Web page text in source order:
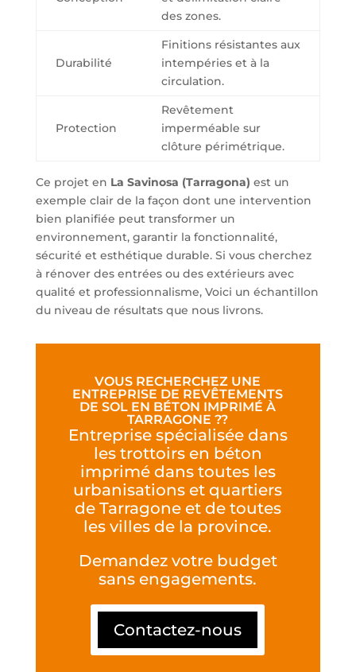
des zones.
Durabilité
Finitions résistantes aux
intempéries et à la
circulation.
Protection
Revêtement
imperméable sur
clôture périmétrique.
Ce projet en La Savinosa (Tarragona) est un
exemple clair de la façon dont une intervention
bien planifiée peut transformer un
environnement, garantir la fonctionnalité,
sécurité et esthétique durable. Si vous cherchez
à rénover des entrées ou des extérieurs avec
qualité et professionnalisme, Voici un échantillon
du niveau de résultats que nous livrons.
VOUS RECHERCHEZ UNE
ENTREPRISE DE REVÊTEMENTS
DE SOL EN BÉTON IMPRIMÉ À
TARRAGONE ??
Entreprise spécialisée dans
les trottoirs en béton
imprimé dans toutes les
urbanisations et quartiers
de Tarragone et de toutes
les villes de la province.
Demandez votre budget
sans engagements.
Contactez-nous